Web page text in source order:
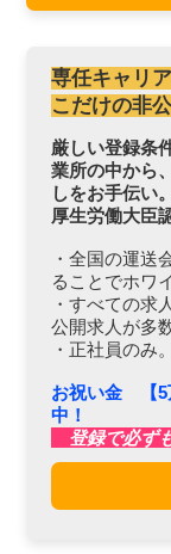
専任キャリ
こだけの非
厳しい登録条
業所の中から
しをお手伝い。
厚生労働大臣
・全国の運送
ることでホワ
・すべての求
公開求人が多
・正社員のみ
お祝い金 【5
中！
登録で必ず